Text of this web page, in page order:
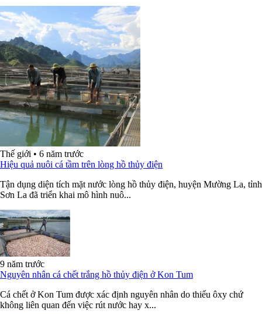
Thế giới • 6 năm trước
Hiệu quả nuôi cá tầm trên lòng hồ thủy điện
Tận dụng diện tích mặt nước lòng hồ thủy điện, huyện Mường La, tỉnh
Sơn La đã triển khai mô hình nuô...
9 năm trước
Nguyên nhân cá chết trắng hồ thủy điện ở Kon Tum
Cá chết ở Kon Tum được xác định nguyên nhân do thiếu ôxy chứ
không liên quan đến việc rút nước hay x...